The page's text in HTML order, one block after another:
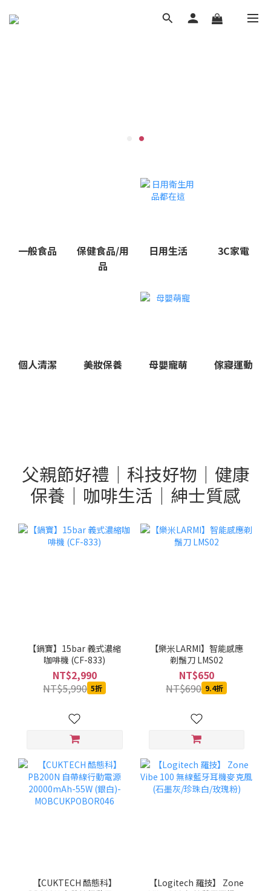
一般食品
保健食品/用
品
日用生活 3C家電
個人清潔 美妝保養 母嬰寵萌 傢寢運動
父親節好禮｜科技好物｜健康
保養｜咖啡生活｜紳士質感
【鍋寶】15bar 義式濃縮
咖啡機 (CF-833)
NT$2,990
NT$5,990 5折
【樂米LARMI】智能感應
剃鬚刀 LMS02
NT$650
NT$690 9.4折
【CUKTECH 酷態科】
【Logitech 羅技】 Zone